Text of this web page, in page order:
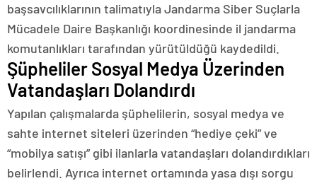
başsavcılıklarının talimatıyla Jandarma Siber Suçlarla
Mücadele Daire Başkanlığı koordinesinde il jandarma
komutanlıkları tarafından yürütüldüğü kaydedildi.
Şüpheliler Sosyal Medya Üzerinden
Vatandaşları Dolandırdı
Yapılan çalışmalarda şüphelilerin, sosyal medya ve
sahte internet siteleri üzerinden “hediye çeki” ve
“mobilya satışı” gibi ilanlarla vatandaşları dolandırdıkları
belirlendi. Ayrıca internet ortamında yasa dışı sorgu